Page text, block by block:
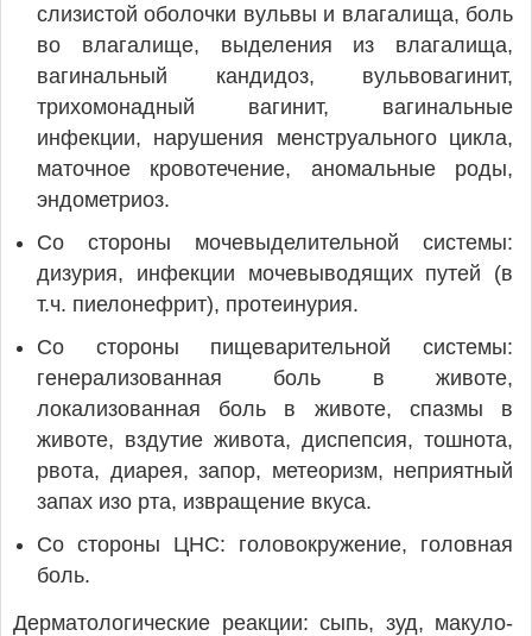
слизистой оболочки вульвы и влагалища, боль
во влагалище, выделения из влагалища,
вагинальный кандидоз, вульвовагинит,
трихомонадный вагинит, вагинальные
инфекции, нарушения менструального цикла,
маточное кровотечение, аномальные роды,
эндометриоз.
Со стороны мочевыделительной системы:
дизурия, инфекции мочевыводящих путей (в
т.ч. пиелонефрит), протеинурия.
Со стороны пищеварительной системы:
генерализованная боль в животе,
локализованная боль в животе, спазмы в
животе, вздутие живота, диспепсия, тошнота,
рвота, диарея, запор, метеоризм, неприятный
запах изо рта, извращение вкуса.
Со стороны ЦНС: головокружение, головная
боль.
Дерматологические реакции: сыпь, зуд, макуло-